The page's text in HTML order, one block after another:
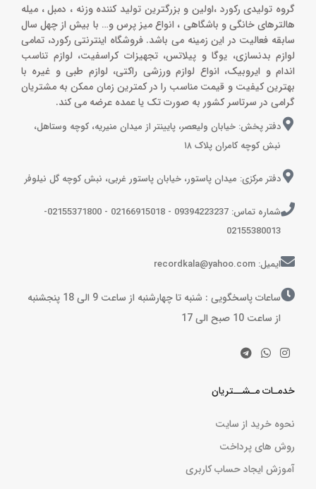
خدمـات مـشــتریان
نحوه خرید از سایت
روش های پرداخت
آموزش ایجاد حساب کاربری
گروه تولیدی رکورد ،اولین و بزرگترین تولید کننده وزنه ، دمبل ، میله
هالترهای خانگی و باشگاهی ، انواع میز پرس و‌… با بیش از چهل سال
سابقه فعالیت در این زمینه می باشد. فروشگاه اینترنتی رکورد، تمامی
لوازم بدنسازی، یوگا و پیلاتس، تجهیزات کراسفیت، لوازم تناسب
اندام و ایروبیک، انواع لوازم ورزشی راکتی، لوازم طبی و غیره با
بهترین کیفیت و قیمت مناسب را در کمترین زمان ممکن به مشتریان
گرامی در سرتاسر کشور به صورت تک یا عمده عرضه می کند.
دفتر پخش: خیابان ولیعصر، پایینتر از میدان منیریه، کوچه وستاهل،
نبش کوچه کامران پلاک ۱۸
دفتر مرکزی: میدان پاستور، خیابان پاستور غربی، نبش کوچه گل نیلوفر
شماره تماس: 09394223237 - 02166915018 - 02155371800-
02155380013
ایمیل: recordkala@yahoo.com
ساعات پاسخگویی : شنبه تا چهارشنبه از ساعت 9 الی 18 پنجشنبه
از ساعت 10 صبح الی 17